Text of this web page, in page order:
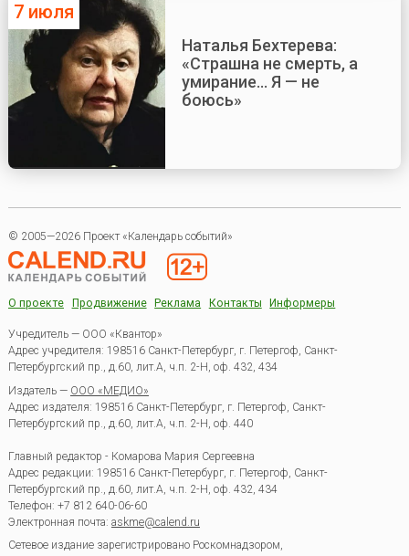
7 июля
Наталья Бехтерева:
«Страшна не смерть, а
умирание... Я — не
боюсь»
© 2005—2026 Проект «Календарь событий»
О проекте Продвижение Реклама Контакты Информеры
Учредитель — ООО «Квантор»
Адрес учредителя: 198516 Санкт-Петербург, г. Петергоф, Санкт-
Петербургский пр., д.60, лит.А, ч.п. 2-Н, оф. 432, 434
Издатель — ООО «МЕДИО»
Адрес издателя: 198516 Санкт-Петербург, г. Петергоф, Санкт-
Петербургский пр., д.60, лит.А, ч.п. 2-Н, оф. 440
Главный редактор - Комарова Мария Сергеевна
Адрес редакции: 198516 Санкт-Петербург, г. Петергоф Санкт-
Петербургский пр., д.60, лит.А, ч.п. 2-Н, оф. 432, 434
Телефон: +7 812 640-06-60
Электронная почта: askme@calend.ru
Сетевое издание зарегистрировано Роскомнадзором,